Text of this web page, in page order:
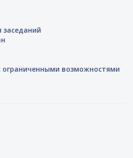
заседаний
ограниченными возможностями